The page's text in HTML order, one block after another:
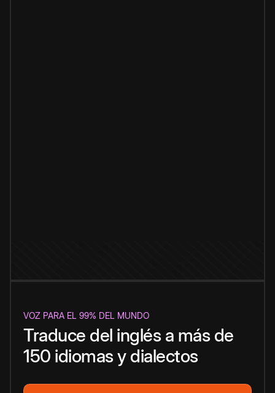
VOZ PARA EL 99% DEL MUNDO
Traduce del inglés a más de
150 idiomas y dialectos